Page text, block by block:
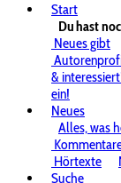
Start
Du hast
Neues gibt
&
ein!
Neues
Alles, was
Hörtexte
Suche